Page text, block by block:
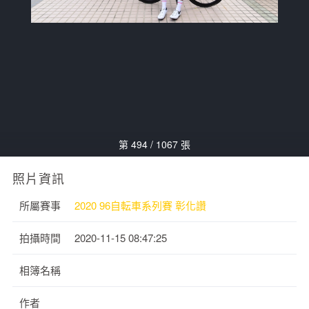
第 494 / 1067 張
照片資訊
所屬賽事 2020 96自転車系列賽 彰化讚
拍攝時間 2020-11-15 08:47:25
相簿名稱
作者